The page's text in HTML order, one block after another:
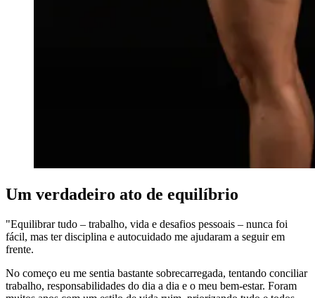
Um verdadeiro ato de equilíbrio
"Equilibrar tudo – trabalho, vida e desafios pessoais – nunca foi
fácil, mas ter disciplina e autocuidado me ajudaram a seguir em
frente.
No começo eu me sentia bastante sobrecarregada, tentando conciliar
trabalho, responsabilidades do dia a dia e o meu bem-estar. Foram